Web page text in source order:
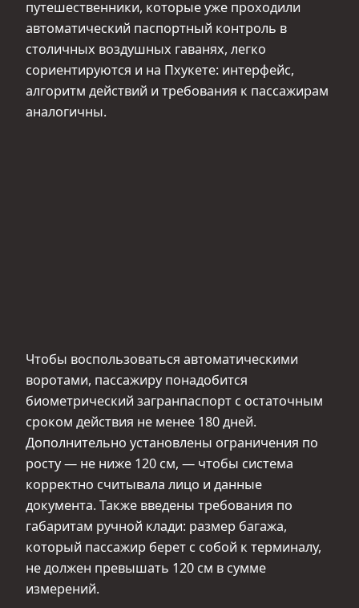
путешественники, которые уже проходили
автоматический паспортный контроль в
столичных воздушных гаванях, легко
сориентируются и на Пхукете: интерфейс,
алгоритм действий и требования к пассажирам
аналогичны.
Чтобы воспользоваться автоматическими
воротами, пассажиру понадобится
биометрический загранпаспорт с остаточным
сроком действия не менее 180 дней.
Дополнительно установлены ограничения по
росту — не ниже 120 см, — чтобы система
корректно считывала лицо и данные
документа. Также введены требования по
габаритам ручной клади: размер багажа,
который пассажир берет с собой к терминалу,
не должен превышать 120 см в сумме
измерений.